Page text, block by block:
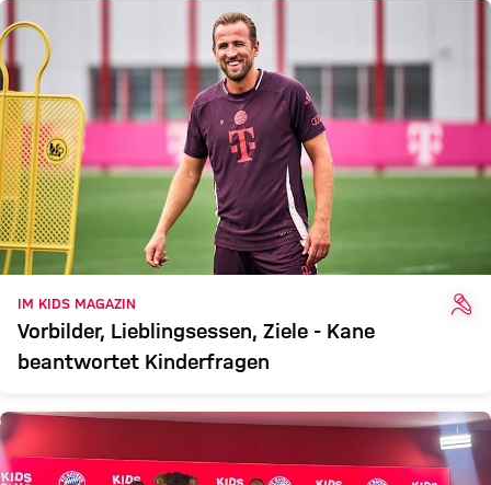
IM KIDS MAGAZIN
Vorbilder, Lieblingsessen, Ziele - Kane
beantwortet Kinderfragen